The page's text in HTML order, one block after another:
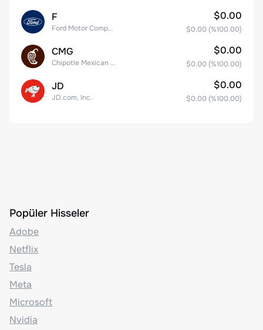
F
Ford Motor Company
$0.00
$0.00 (%100.00)
CMG
Chipotle Mexican Grill, Inc.
$0.00
$0.00 (%100.00)
JD
JD.com, Inc.
$0.00
$0.00 (%100.00)
Popüler Hisseler
Adobe
Netflix
Tesla
Meta
Microsoft
Nvidia